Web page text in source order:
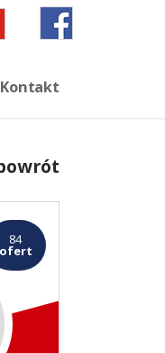
Kontakt
84
ofert